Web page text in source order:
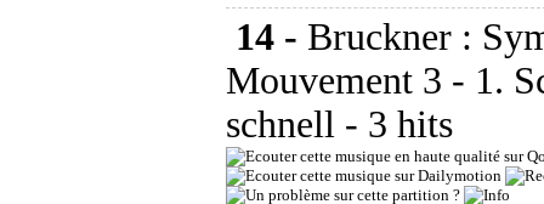
14 - Bruckner :
Mouvement 3 - 1.
schnell - 3 hits